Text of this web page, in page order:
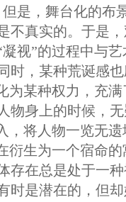
是，舞台化的布
不真实的。于是
视”的过程中与
时，某种荒诞感
为某种权力，充
物身上的时候，
，将人物一览无
衍生为一个宿命
存在总是处于一
时是潜在的，但